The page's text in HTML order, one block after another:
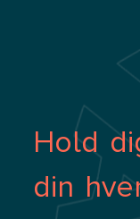
Hold
din